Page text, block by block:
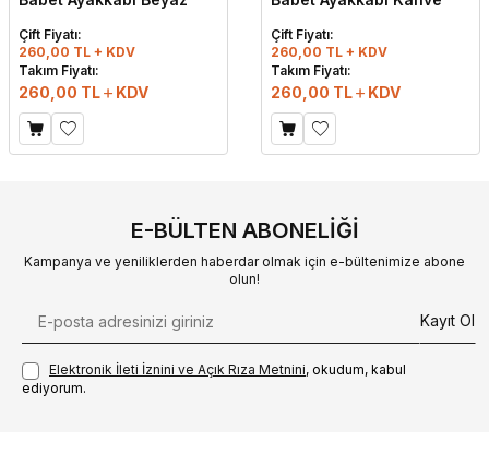
Çift Fiyatı:
260,00 TL + KDV
Takım Fiyatı:
260,00 TL KDV
Çift Fiyatı:
260,00 TL + KDV
Takım Fiyatı:
260,00 TL KDV
E-BÜLTEN ABONELIĞI
Kampanya ve yeniliklerden haberdar olmak için e-bültenimize abone
olun!
Kayıt Ol
Elektronik İleti İzni‌ni ve Açık Rıza Metni‌ni, okudum, kabul
ediyorum.